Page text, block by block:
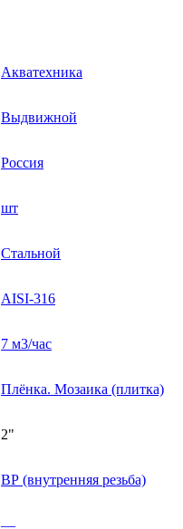
Акватехника
Выдвижной
Россия
шт
Стальной
AISI-316
7 м3/час
Плёнка. Мозаика (плитка)
2"
ВР (внутренняя резьба)
—